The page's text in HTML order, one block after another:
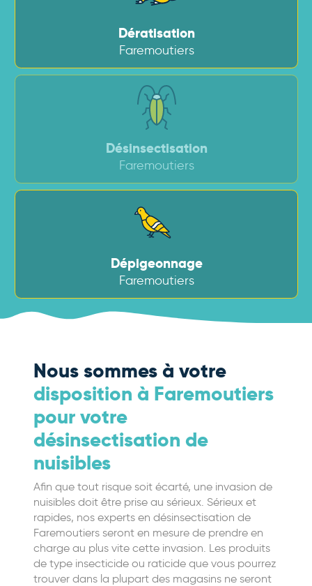
Dératisation
Faremoutiers
Désinsectisation
Faremoutiers
Dépigeonnage
Faremoutiers
Nous sommes à votre
disposition à Faremoutiers
pour votre
désinsectisation de
nuisibles
Afin que tout risque soit écarté, une invasion de
nuisibles doit être prise au sérieux. Sérieux et
rapides, nos experts en désinsectisation de
Faremoutiers seront en mesure de prendre en
charge au plus vite cette invasion. Les produits
de type insecticide ou raticide que vous pourrez
trouver dans la plupart des magasins ne seront